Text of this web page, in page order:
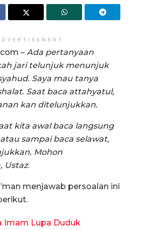
– Ada pertanyaan
jari telunjuk menunjuk
Saya mau tanya
Saat baca attahyatul,
kan ditelunjukkan.
kita awal baca langsung
sampai baca selawat,
Mohon
Ustaz.
menjawab persoalan ini
Imam Lupa Duduk